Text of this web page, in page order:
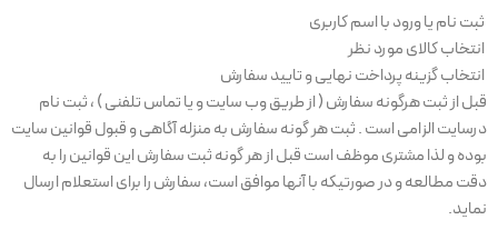
ثبت نام یا ورود با اسم کاربری
انتخاب کالای مورد نظر
انتخاب گزینه پرداخت نهایی و تایید سفارش
قبل از ثبت هرگونه سفارش ( از طریق وب سایت و یا تماس تلفنی ) ، ثبت نام
درسایت الزامی است . ثبت هر گونه سفارش به منزله آگاهی و قبول قوانین سایت
بوده و لذا مشتری موظف است قبل از هر گونه ثبت سفارش این قوانین را به
دقت مطالعه و در صورتیکه با آنها موافق است، سفارش را برای استعلام ارسال
نماید.